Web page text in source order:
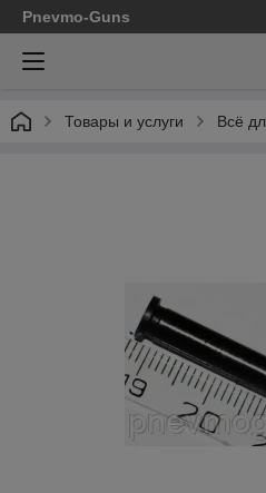
Pnevmo-Guns
Товары и услуги Всё